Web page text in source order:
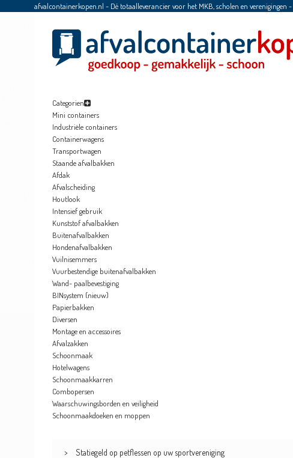
afvalcontainerkopen.nl - Dé totaalleverancier voor het MKB, scholen en verenigingen -
Categorien
Mini containers
Industriële containers
Containerwagens
Transportwagen
Staande afvalbakken
Afdak
Afvalscheiding
Houtlook
Intensief gebruik
Kunststof afvalbakken
Buitenafvalbakken
Hondenafvalbakken
Vuilnisemmers
Vuurbestendige buitenafvalbakken
Wand- paalbevestiging
BINsystem (nieuw)
Papierbakken
Diversen
Montage en accessoires
Afvalzakken
Schoonmaak
Hotelwagens
Schoonmaakkarren
Combopersen
Waarschuwingsborden en veiligheid
Schoonmaakdoeken en moppen
> Statiegeld op petflessen op uw sportvereniging